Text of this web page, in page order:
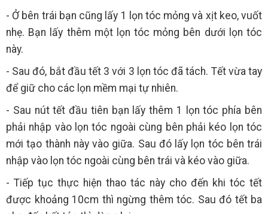
- Ở bên trái bạn cũng lấy 1 lọn tóc mỏng và xịt keo, vuốt
nhẹ. Bạn lấy thêm một lọn tóc mỏng bên dưới lọn tóc
này.
- Sau đó, bắt đầu tết 3 với 3 lọn tóc đã tách. Tết vừa tay
để giữ cho các lọn mềm mại tự nhiên.
- Sau nút tết đầu tiên bạn lấy thêm 1 lọn tóc phía bên
phải nhập vào lọn tóc ngoài cùng bên phải kéo lọn tóc
mới tạo thành này vào giữa. Sau đó lấy lọn tóc bên trái
nhập vào lọn tóc ngoài cùng bên trái và kéo vào giữa.
- Tiếp tục thực hiện thao tác này cho đến khi tóc tết
được khoảng 10cm thì ngừng thêm tóc. Sau đó tết ba